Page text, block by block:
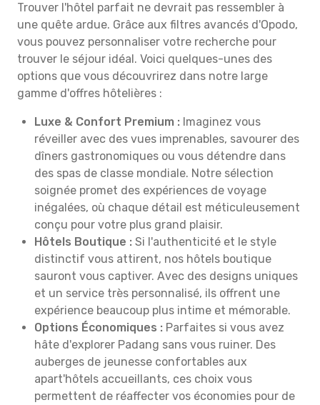
Trouver l'hôtel parfait ne devrait pas ressembler à
une quête ardue. Grâce aux filtres avancés d'Opodo,
vous pouvez personnaliser votre recherche pour
trouver le séjour idéal. Voici quelques-unes des
options que vous découvrirez dans notre large
gamme d'offres hôtelières :
Luxe & Confort Premium : Imaginez vous
réveiller avec des vues imprenables, savourer des
dîners gastronomiques ou vous détendre dans
des spas de classe mondiale. Notre sélection
soignée promet des expériences de voyage
inégalées, où chaque détail est méticuleusement
conçu pour votre plus grand plaisir.
Hôtels Boutique : Si l'authenticité et le style
distinctif vous attirent, nos hôtels boutique
sauront vous captiver. Avec des designs uniques
et un service très personnalisé, ils offrent une
expérience beaucoup plus intime et mémorable.
Options Économiques : Parfaites si vous avez
hâte d'explorer Padang sans vous ruiner. Des
auberges de jeunesse confortables aux
apart'hôtels accueillants, ces choix vous
permettent de réaffecter vos économies pour de